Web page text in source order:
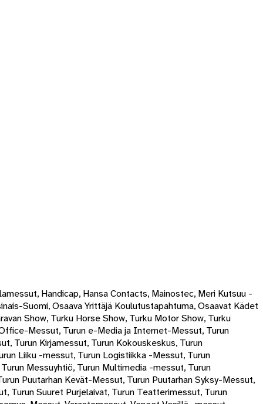
Handicap, Hansa Contacts, Mainostec, Meri Kutsuu -
Suomi, Osaava Yrittäjä Koulutustapahtuma, Osaavat Kädet
Show, Turku Horse Show, Turku Motor Show, Turku
Messut, Turun e-Media ja Internet-Messut, Turun
Turun Kirjamessut, Turun Kokouskeskus, Turun
Liiku -messut, Turun Logistiikka -Messut, Turun
Messuyhtiö, Turun Multimedia -messut, Turun
Puutarhan Kevät-Messut, Turun Puutarhan Syksy-Messut,
Turun Suuret Purjelaivat, Turun Teatterimessut, Turun